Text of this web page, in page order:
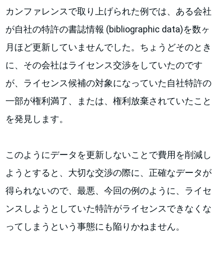
カンファレンスで取り上げられた例では、ある会社
が自社の特許の書誌情報 (bibliographic data)を数ヶ
月ほど更新していませんでした。ちょうどそのとき
に、その会社はライセンス交渉をしていたのです
が、ライセンス候補の対象になっていた自社特許の
一部が権利満了、または、権利放棄されていたこと
を発見します。
このようにデータを更新しないことで費用を削減し
ようとすると、大切な交渉の際に、正確なデータが
得られないので、最悪、今回の例のように、ライセ
ンスしようとしていた特許がライセンスできなくな
ってしまうという事態にも陥りかねません。